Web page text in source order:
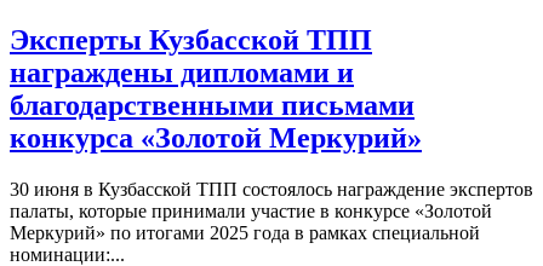
Эксперты Кузбасской ТПП
награждены дипломами и
благодарственными письмами
конкурса «Золотой Меркурий»
30 июня в Кузбасской ТПП состоялось награждение экспертов
палаты, которые принимали участие в конкурсе «Золотой
Меркурий» по итогами 2025 года в рамках специальной
номинации:...